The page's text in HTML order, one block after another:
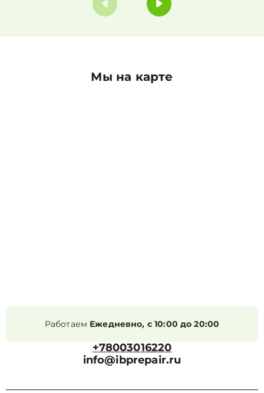
Мы на карте
Работаем Ежедневно, с 10:00 до 20:00
+78003016220
info@ibprepair.ru